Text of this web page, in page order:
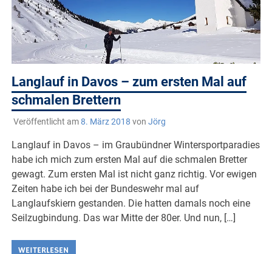
Langlauf in Davos – zum ersten Mal auf
schmalen Brettern
Veröffentlicht am8. März 2018 von Jörg
Langlauf in Davos – im Graubündner Wintersportparadies
habe ich mich zum ersten Mal auf die schmalen Bretter
gewagt. Zum ersten Mal ist nicht ganz richtig. Vor ewigen
Zeiten habe ich bei der Bundeswehr mal auf
Langlaufskiern gestanden. Die hatten damals noch eine
Seilzugbindung. Das war Mitte der 80er. Und nun, […]
WEITERLESEN